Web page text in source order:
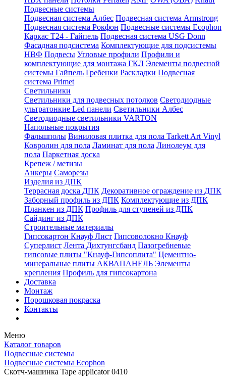
Подвесные системы
Подвесная система Албес Подвесная система Armstrong
Подвесная система Рокфон Подвесные системы Ecophon
Каркас Т24 - Гайпель Подвесная система USG Donn
Фасадная подсистема Комплектующие для подсистемы
НВФ Подвесы Угловые профили Профили и
комплектующие для монтажа ГКЛ Элементы подвесной
системы Гайпель Гребенки Раскладки Подвесная
система Primet
Светильники
Светильники для подвесных потолков Светодиодные
ультратонкие Led панели Светильники Албес
Светодиодные светильники VARTON
Напольные покрытия
Фальшполы Виниловая плитка для пола Tarkett Art Vinyl
Ковролин для пола Ламинат для пола Линолеум для
пола Паркетная доска
Крепеж / метизы
Анкеры Саморезы
Изделия из ДПК
Террасная доска ДПК Декоративное ограждение из ДПК
Заборный профиль из ДПК Комплектующие из ДПК
Планкен из ДПК Профиль для ступеней из ДПК
Сайдинг из ДПК
Строительные материалы
Гипсокартон Кнауф Лист Гипсоволокно Кнауф
Суперлист Лента Дихтунгсбанд Пазогребневые
гипсовые плиты "Кнауф-Гипсоплита" Цементно-
минеральные плиты АКВАПАНЕЛЬ Элементы
крепления Профиль для гипсокартона
Доставка
Монтаж
Порошковая покраска
Контакты
Меню
Каталог товаров
Подвесные системы
Подвесные системы Ecophon
Скотч-машинка Tape applicator 0410